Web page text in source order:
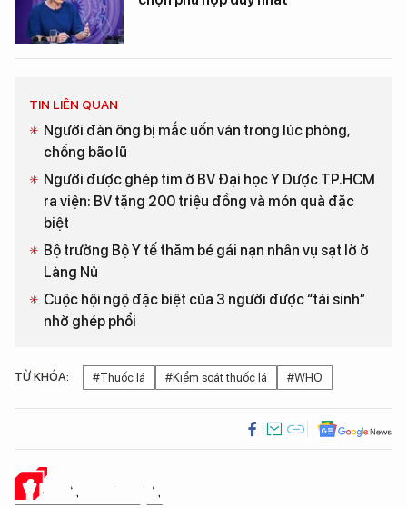
TIN LIÊN QUAN
Người đàn ông bị mắc uốn ván trong lúc phòng,
chống bão lũ
Người được ghép tim ở BV Đại học Y Dược TP.HCM
ra viện: BV tặng 200 triệu đồng và món quà đặc
biệt
Bộ trưởng Bộ Y tế thăm bé gái nạn nhân vụ sạt lở ở
Làng Nủ
Cuộc hội ngộ đặc biệt của 3 người được “tái sinh”
nhờ ghép phổi
TỪ KHÓA: #Thuốc lá #Kiểm soát thuốc lá #WHO
Ý KIẾN CỦA BẠN